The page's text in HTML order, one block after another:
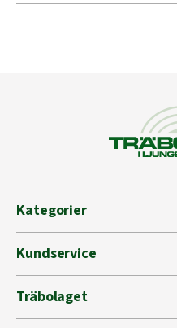
Kategorier
Kundservice
Träbolaget